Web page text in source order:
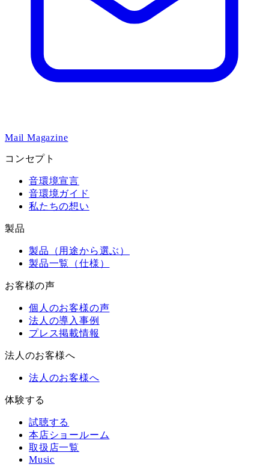
Mail Magazine
コンセプト
音環境宣言
音環境ガイド
私たちの想い
製品
製品（用途から選ぶ）
製品一覧（仕様）
お客様の声
個人のお客様の声
法人の導入事例
プレス掲載情報
法人のお客様へ
法人のお客様へ
体験する
試聴する
本店ショールーム
取扱店一覧
Music